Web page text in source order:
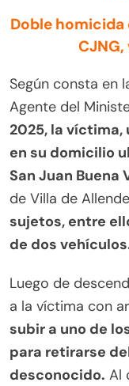
Doble homicida
Según consta en
Agente del
2025, la víctima,
en su domicilio
San Juan Buena
de Villa de
sujetos, entre
de dos
Luego de
a la víctima con
subir a uno de
para retirarse
desconocido. Al